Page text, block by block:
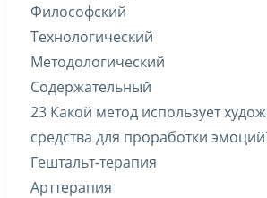
Философский
Технологический
Методологический
Содержательный
23 Какой метод использует
средства для проработки
Гештальт-терапия
Арттерапия